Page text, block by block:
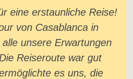
eine erstaunliche Reise!
von Casablanca in
unsere Erwartungen
Reiseroute war gut
es uns, die